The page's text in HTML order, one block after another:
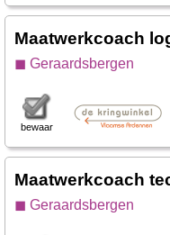
Maatwerkcoach
◼ Geraardsbergen
bewaar
Maatwerkcoach
◼ Geraardsbergen